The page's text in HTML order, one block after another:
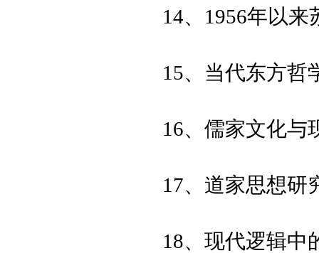
14、1956年以
15、当代东方哲
16、儒家文化与
17、道家思想研
18、现代逻辑中